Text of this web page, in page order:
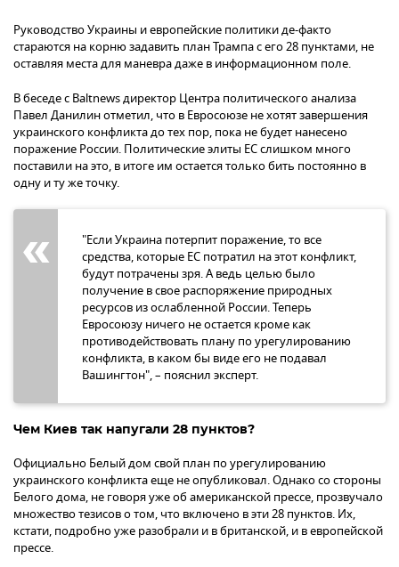
Руководство Украины и европейские политики де-факто
стараются на корню задавить план Трампа с его 28 пунктами, не
оставляя места для маневра даже в информационном поле.
В беседе с Baltnews директор Центра политического анализа
Павел Данилин отметил, что в Евросоюзе не хотят завершения
украинского конфликта до тех пор, пока не будет нанесено
поражение России. Политические элиты ЕС слишком много
поставили на это, в итоге им остается только бить постоянно в
одну и ту же точку.
"Если Украина потерпит поражение, то все
средства, которые ЕС потратил на этот конфликт,
будут потрачены зря. А ведь целью было
получение в свое распоряжение природных
ресурсов из ослабленной России. Теперь
Евросоюзу ничего не остается кроме как
противодействовать плану по урегулированию
конфликта, в каком бы виде его не подавал
Вашингтон", – пояснил эксперт.
Чем Киев так напугали 28 пунктов?
Официально Белый дом свой план по урегулированию
украинского конфликта еще не опубликовал. Однако со стороны
Белого дома, не говоря уже об американской прессе, прозвучало
множество тезисов о том, что включено в эти 28 пунктов. Их,
кстати, подробно уже разобрали и в британской, и в европейской
прессе.